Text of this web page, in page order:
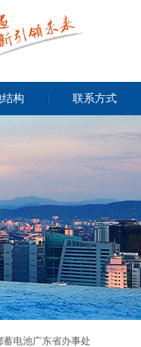
构 联系方式
蓄电池广东省办事处